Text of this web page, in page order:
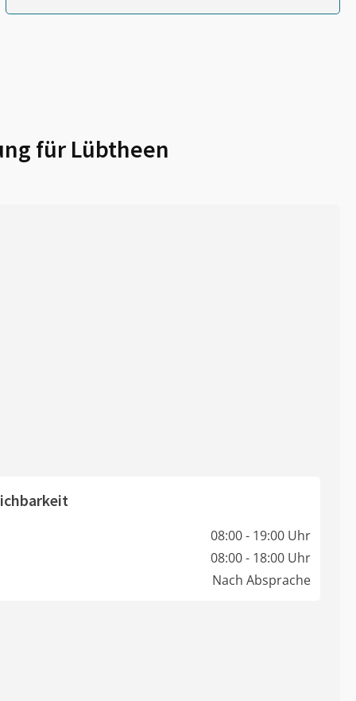
für Lübtheen
08:00 - 19:00 Uhr
08:00 - 18:00 Uhr
Nach Absprache